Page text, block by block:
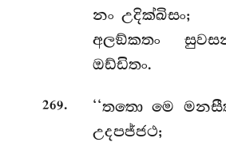
නං උදික්ඛිසං;
අලඞ්කතං
ඔඩ්ඩිතං.
269.
‘‘තතො මෙ
උදපජ්ජථ;